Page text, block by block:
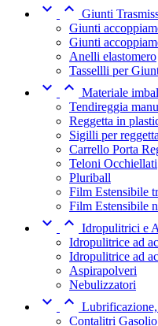
  Giunti
Giunti
Giunti
Anelli elastomero
Tassellli per
  Materiale
Tendireggia
Reggetta in
Sigilli per reggetta
Carrello Porta
Teloni Occhiellati
Pluriball
Film Estensibile
Film Estensibile
  Idropulitrici e
Idropulitrice ad
Idropulitrice ad
Aspirapolveri
Nebulizzatori
  Lubrificazione,
Contalitri